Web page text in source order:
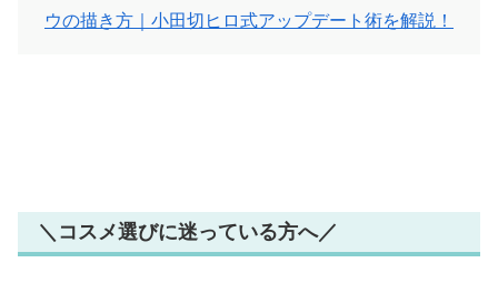
ウの描き方｜小田切ヒロ式アップデート術を解説！
＼コスメ選びに迷っている方へ／